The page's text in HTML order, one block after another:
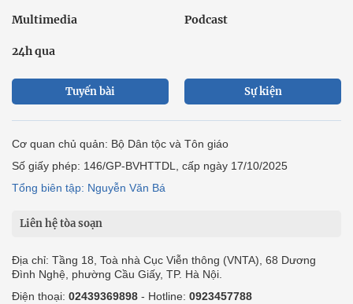
Multimedia Podcast
24h qua
Tuyến bài Sự kiện
Cơ quan chủ quản: Bộ Dân tộc và Tôn giáo
Số giấy phép: 146/GP-BVHTTDL, cấp ngày 17/10/2025
Tổng biên tập: Nguyễn Văn Bá
Liên hệ tòa soạn
Địa chỉ: Tầng 18, Toà nhà Cục Viễn thông (VNTA), 68 Dương
Đình Nghệ, phường Cầu Giấy, TP. Hà Nội.
Điện thoại: 02439369898 - Hotline: 0923457788